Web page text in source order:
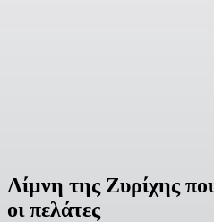
Λίμνη της Ζυρίχης
οι πελάτες